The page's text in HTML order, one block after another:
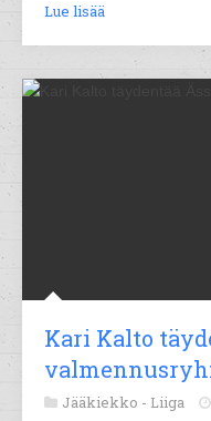
Lue lisää
Kari Kalto
Jääkiekko - Liiga